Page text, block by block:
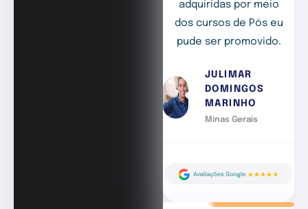
adquiridas por meio
dos cursos de Pós eu
pude ser promovido.
JULIMAR
DOMINGOS
MARINHO
Minas Gerais